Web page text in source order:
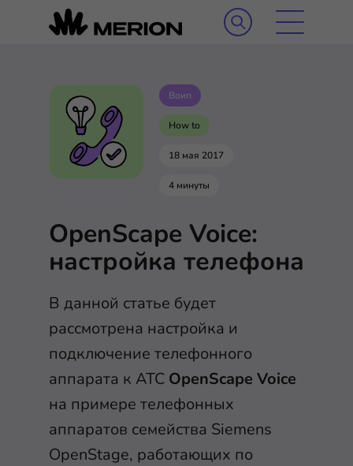
Воип
How to
18 мая 2017
4 минуты
OpenScape Voice:
настройка телефона
В данной статье будет
рассмотрена настройка и
подключение телефонного
аппарата к АТС OpenScape Voice
на примере телефонных
аппаратов семейства Siemens
OpenStage, работающих по